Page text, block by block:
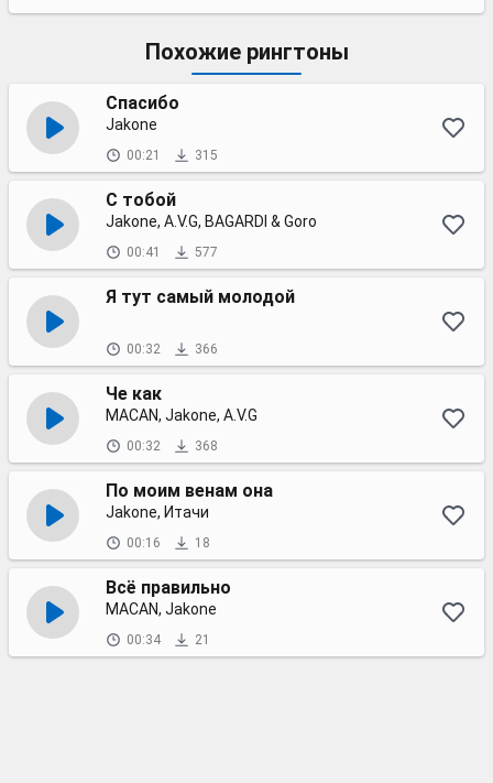
Похожие рингтоны
Спасибо
Jakone
00:21 315
С тобой
Jakone, A.V.G, BAGARDI & Goro
00:41 577
Я тут самый молодой
00:32 366
Че как
MACAN, Jakone, A.V.G
00:32 368
По моим венам она
Jakone, Итачи
00:16 18
Всё правильно
MACAN, Jakone
00:34 21